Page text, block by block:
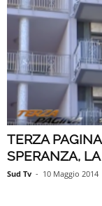
TERZA
SPERANZA,
Sud Tv - 10 Maggio 2014